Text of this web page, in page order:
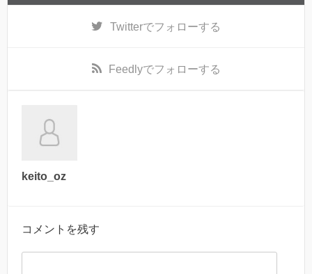
Twitterでフォローする
Feedlyでフォローする
keito_oz
コメントを残す